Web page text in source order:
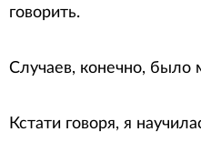
говорить.
Случаев, конечно, было
Кстати говоря, я